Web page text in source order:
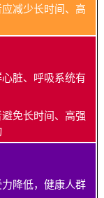
减少长时间、高
脏、呼吸系统有
免长时间、高强
降低，健康人群